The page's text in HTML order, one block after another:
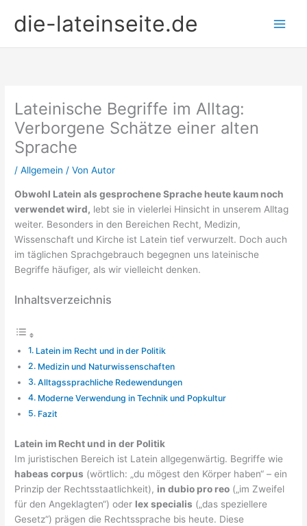
Inhaltdie-lateinseite.de
Lateinische Begriffe im Alltag:
Verborgene Schätze einer alten
Sprache
/Allgemein / VonAutor
Obwohl Latein als gesprochene Sprache heute kaum noch
verwendet wird, lebt sie in vielerlei Hinsicht in unserem Alltag
weiter. Besonders in den Bereichen Recht, Medizin,
Wissenschaft und Kirche ist Latein tief verwurzelt. Doch auch
im täglichen Sprachgebrauch begegnen uns lateinische
Begriffe häufiger, als wir vielleicht denken.
Inhaltsverzeichnis
Latein im Recht und in der Politik
Medizin und Naturwissenschaften
Alltagssprachliche Redewendungen
Moderne Verwendung in Technik und Popkultur
Fazit
Latein im Recht und in der Politik
Im juristischen Bereich ist Latein allgegenwärtig. Begriffe wie
habeas corpus (wörtlich: „du mögest den Körper haben“ – ein
Prinzip der Rechtsstaatlichkeit), in dubio pro reo („im Zweifel
für den Angeklagten“) oder lex specialis („das speziellere
Gesetz“) prägen die Rechtssprache bis heute. Diese